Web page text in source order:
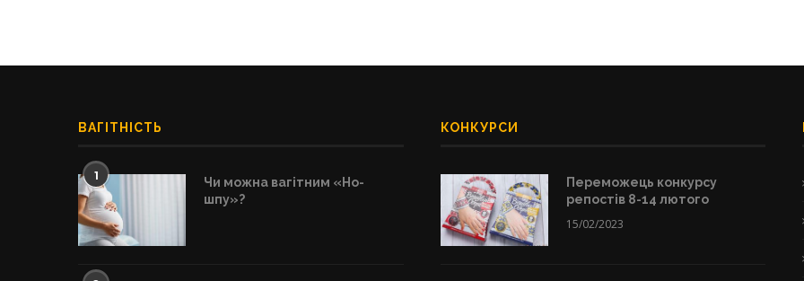
ВАГІТНІСТЬ
1
Чи можна вагітним «Но-
шпу»?
КОНКУРСИ
Переможець конкурсу
репостів 8-14 лютого
15/02/2023